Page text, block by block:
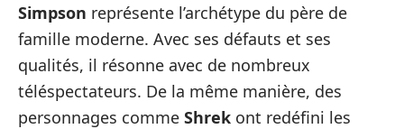
Simpson représente l’archétype du père de
famille moderne. Avec ses défauts et ses
qualités, il résonne avec de nombreux
téléspectateurs. De la même manière, des
personnages comme Shrek ont redéfini les